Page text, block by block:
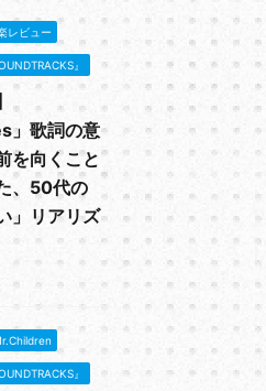
レビュー
』
」歌詞の意
を向くこと
、50代の
」リアリズ
』